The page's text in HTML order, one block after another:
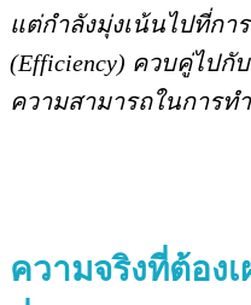
แต่กำลังมุ่งเน้นไปที่กา
(Efficiency) ควบคู่ไปกับ
ความสามารถในการท
ความจริงที่ต้อง